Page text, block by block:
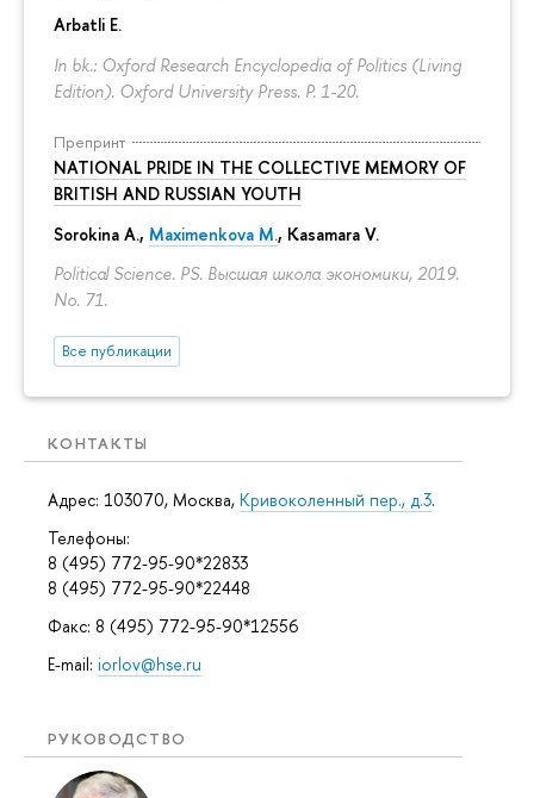
Arbatli E.
In bk.: Oxford Research Encyclopedia of Politics (Living
Edition). Oxford University Press. P. 1-20.
Препринт
NATIONAL PRIDE IN THE COLLECTIVE MEMORY OF
BRITISH AND RUSSIAN YOUTH
Sorokina A., Maximenkova M., Kasamara V.
Political Science. PS. Высшая школа экономики, 2019.
No. 71.
Все публикации
КОНТАКТЫ
Адрес: 103070, Москва, Кривоколенный пер., д.3.
Телефоны:
8 (495) 772-95-90*22833
8 (495) 772-95-90*22448
Факс: 8 (495) 772-95-90*12556
E-mail: iorlov@hse.ru
РУКОВОДСТВО